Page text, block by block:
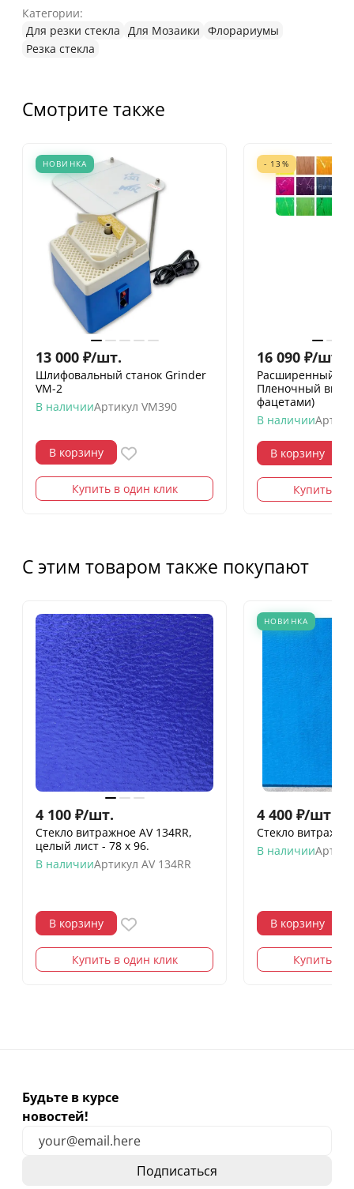
Категории:
Для резки стекла Для Мозаики Флорариумы
Резка стекла
Смотрите также
НОВИНКА
13 000 ₽/шт.
Шлифовальный станок Grinder
VM-2
В наличииАртикул VM390
В корзину
Купить в один клик
- 13%
16 090 ₽/шт.
Расширенный
Пленочный
фацетами)
В наличии
В корзину
Купить в
С этим товаром также покупают
4 100 ₽/шт.
Стекло витражное AV 134RR,
целый лист - 78 х 96.
В наличииАртикул AV 134RR
В корзину
Купить в один клик
НОВИНКА
4 400 ₽/шт.
Стекло
В наличии
В корзину
Купить в
Будьте в курсе
новостей!